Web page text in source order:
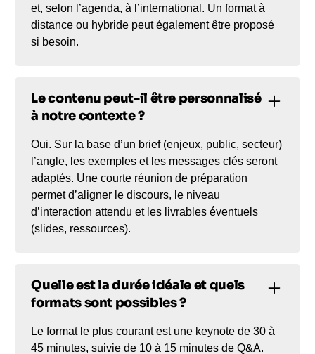
et, selon l’agenda, à l’international. Un format à
distance ou hybride peut également être proposé
si besoin.
Le contenu peut-il être personnalisé
à notre contexte ?
Oui. Sur la base d’un brief (enjeux, public, secteur)
l’angle, les exemples et les messages clés seront
adaptés. Une courte réunion de préparation
permet d’aligner le discours, le niveau
d’interaction attendu et les livrables éventuels
(slides, ressources).
Quelle est la durée idéale et quels
formats sont possibles ?
Le format le plus courant est une keynote de 30 à
45 minutes, suivie de 10 à 15 minutes de Q&A.